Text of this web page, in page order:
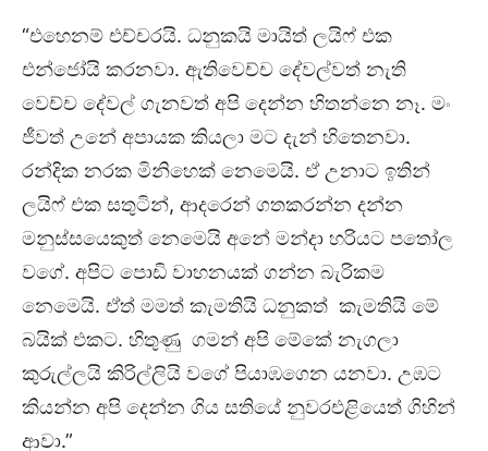
“එහෙනම් එච්චරයි. ධනුකයි මායිත් ලයිෆ් එක
එන්ජෝයි කරනවා. ඇතිවෙච්ච දේවල්වත් නැති
වෙච්ච දේවල් ගැනවත් අපි දෙන්න හිතන්නෙ නෑ. මං
ජීවත් උනේ අපායක කියලා මට දැන් හිතෙනවා.
රන්දික නරක මිනිහෙක් නෙමෙයි. ඒ උනාට ඉතින්
ලයිෆ් එක සතුටින්, ආදරෙන් ගතකරන්න දන්න
මනුස්සයෙකුත් නෙමෙයි අනේ මන්දා හරියට පතෝල
වගේ. අපිට පොඩි වාහනයක් ගන්න බැරිකම
නෙමෙයි. ඒත් මමත් කැමතියි ධනුකත් කැමතියි මේ
බයික් එකට. හිතුණු ගමන් අපි මේකේ නැගලා
කුරුල්ලයි කිරිල්ලියි වගේ පියාඹගෙන යනවා. උඹට
කියන්න අපි දෙන්න ගිය සතියේ නුවරඑළියෙත් ගිහින්
ආවා.”